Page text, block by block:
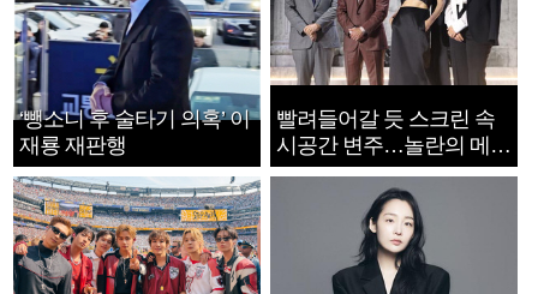
‘뺑소니 후 술타기 의혹’ 이
재룡 재판행
빨려들어갈 듯 스크린 속
시공간 변주…놀란의 메시
지는 ‘전쟁 속죄’